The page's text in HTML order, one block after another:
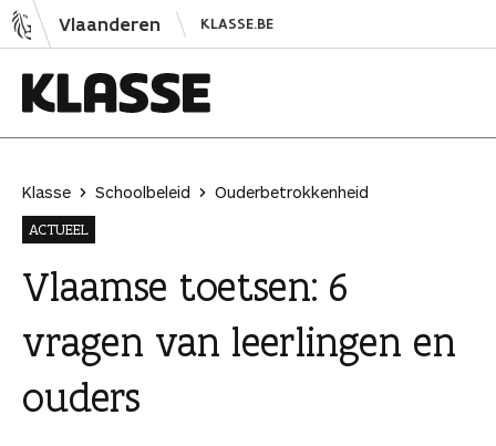
N
a
Vlaanderen KLASSE.BE
a
s
s
e
Klasse Schoolbeleid
Ouderbetrokkenheid
ACTUEEL
Vlaamse toetsen: 6
vragen van leerlingen en
ouders